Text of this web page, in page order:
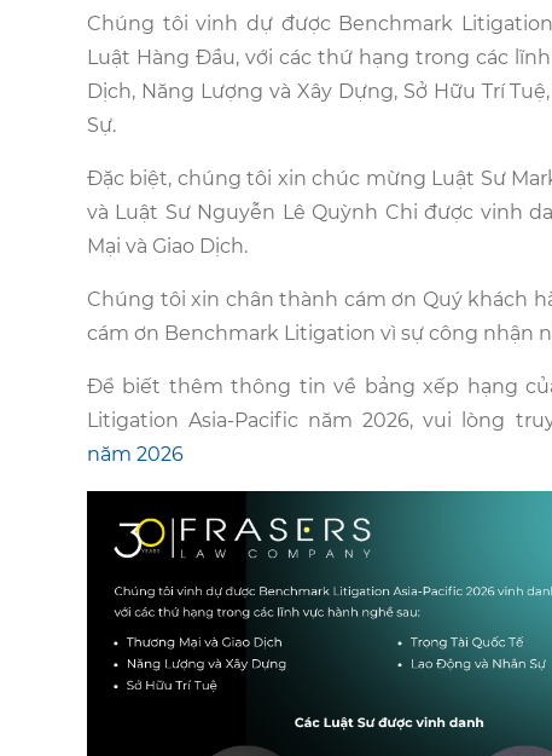
Chúng tôi vinh dự được Benchmark
Luật Hàng Đầu, với các thứ hạng trong các
Dịch, Năng Lượng và Xây Dựng, Sở Hữu Trí
Sự.
Đặc biệt, chúng tôi xin chúc mừng Luật Sư
và Luật Sư Nguyễn Lê Quỳnh Chi được vinh
Mại và Giao Dịch.
Chúng tôi xin chân thành cám ơn Quý khách
cám ơn Benchmark Litigation vì sự công nhận
Để biết thêm thông tin về bảng xếp hạng
Litigation Asia-Pacific năm 2026, vui lòng
năm 2026